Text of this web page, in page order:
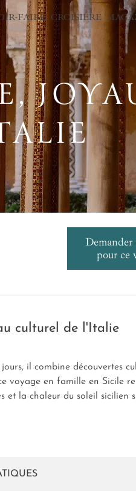
FAIRE CROISIÈRE
Demander
pour ce
culturel de l'Italie
il combine découvertes
voyage en famille en Sicile
et la chaleur du soleil sicilien